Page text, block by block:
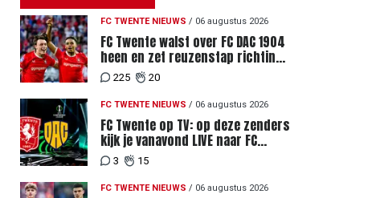
FC TWENTE NIEUWS / 06 augustus 2026
FC Twente walst over FC DAC 1904
heen en zet reuzenstap richting
de play-offs
225 20
FC TWENTE NIEUWS / 06 augustus 2026
FC Twente op TV: op deze zenders
kijk je vanavond LIVE naar FC
Twente - FC DAC 04
3 15
FC TWENTE NIEUWS / 06 augustus 2026